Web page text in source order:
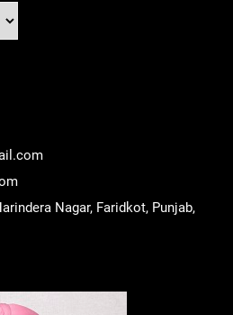
Nagar, Faridkot, Punjab,